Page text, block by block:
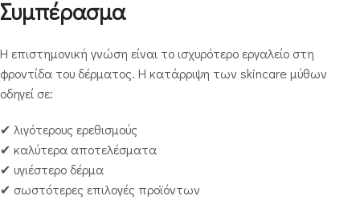
Συμπέρασμα
Η επιστημονική γνώση είναι το ισχυρότερο εργαλείο στη
φροντίδα του δέρματος. Η κατάρριψη των skincare μύθων
οδηγεί σε:
✔ λιγότερους ερεθισμούς
✔ καλύτερα αποτελέσματα
✔ υγιέστερο δέρμα
✔ σωστότερες επιλογές προϊόντων